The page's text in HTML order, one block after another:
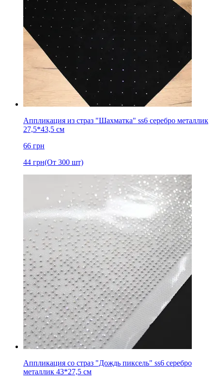
Аппликация из страз "Шахматка" ss6 серебро металлик
27,5*43,5 см
66 грн
44 грн(От 300 шт)
Аппликация со страз "Дождь пиксель" ss6 серебро
металлик 43*27,5 см